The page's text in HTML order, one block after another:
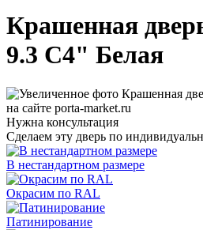
Крашенная
9.3 С4" Белая
Нужна консультация
Сделаем эту дверь по
В нестандартном размере
Окрасим по RAL
Патинирование